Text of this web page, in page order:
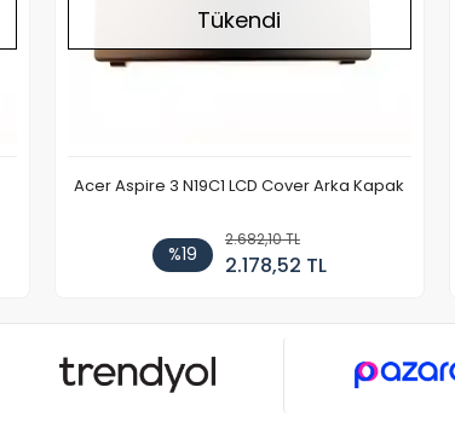
Tükendi
Acer Aspire 3 N19C1 LCD Cover Arka Kapak
%19
2.682,10 TL
2.178,52 TL